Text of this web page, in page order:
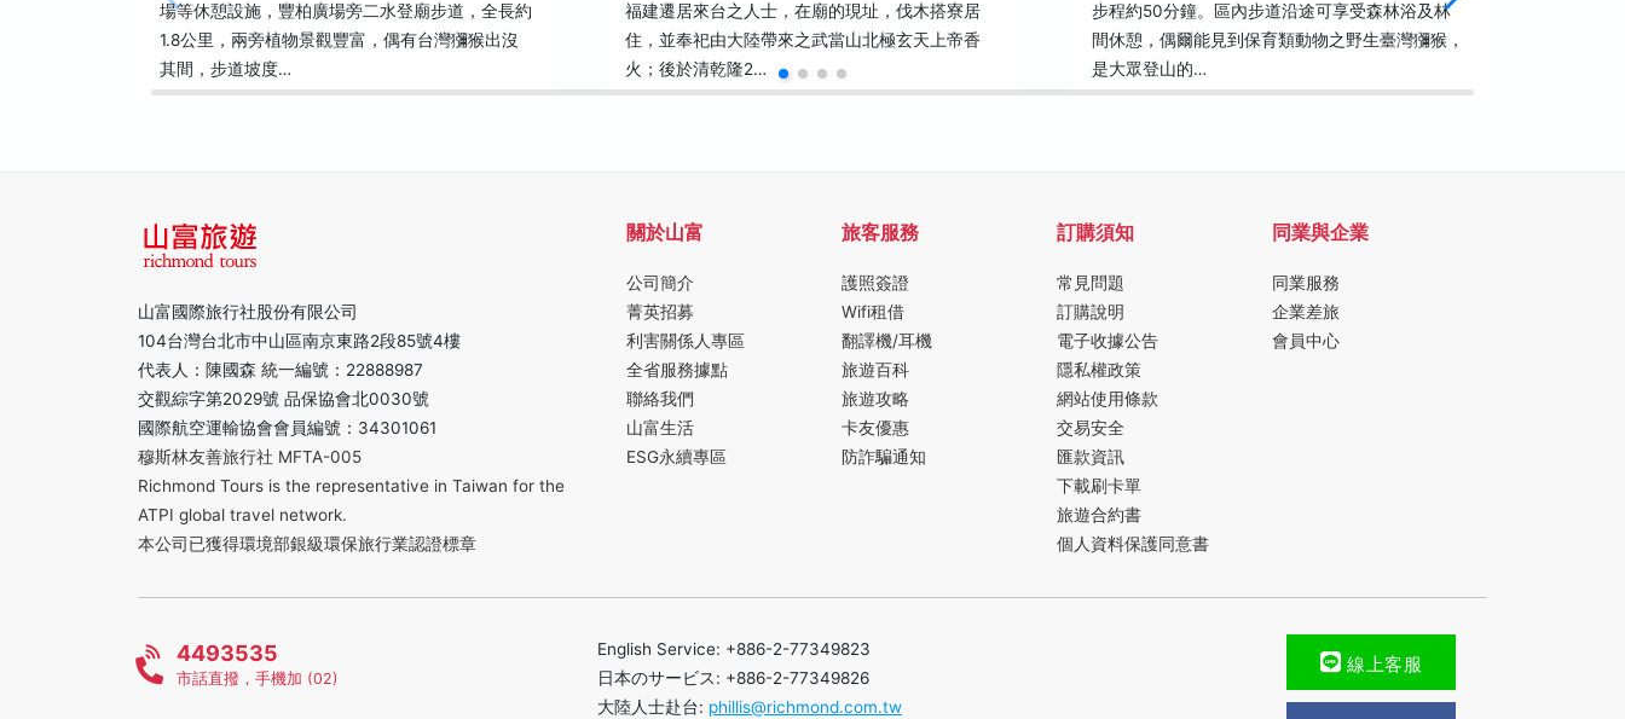
場等休憩設施，豐柏廣場旁二水登廟步道，全長約
1.8公里，兩旁植物景觀豐富，偶有台灣獼猴出沒
其間，步道坡度…
福建遷居來台之人士，在廟的現址，伐木搭寮居
住，並奉祀由大陸帶來之武當山北極玄天上帝香
火；後於清乾隆2…
步程約50分鐘。區內步道沿途可享受森林浴及林
間休憩，偶爾能見到保育類動物之野生臺灣獼猴，
是大眾登山的…
山富國際旅行社股份有限公司
104台灣台北市中山區南京東路2段85號4樓
代表人：陳國森 統一編號：22888987
交觀綜字第2029號 品保協會北0030號
國際航空運輸協會會員編號：34301061
穆斯林友善旅行社 MFTA-005
Richmond Tours is the representative in Taiwan for the
ATPI global travel network.
本公司已獲得環境部銀級環保旅行業認證標章
關於山富
公司簡介
菁英招募
利害關係人專區
全省服務據點
聯絡我們
山富生活
ESG永續專區
旅客服務
護照簽證
Wifi租借
翻譯機/耳機
旅遊百科
旅遊攻略
卡友優惠
防詐騙通知
訂購須知
常見問題
訂購說明
電子收據公告
隱私權政策
網站使用條款
交易安全
匯款資訊
下載刷卡單
旅遊合約書
個人資料保護同意書
同業與企業
同業服務
企業差旅
會員中心
4493535
市話直撥，手機加 (02)
English Service: +886-2-77349823
日本のサービス: +886-2-77349826
大陸人士赴台: phillis@richmond.com.tw
線上客服